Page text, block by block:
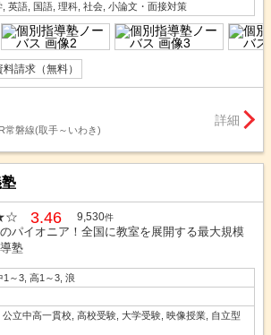
, 英語, 国語, 理科, 社会, 小論文・面接対策
請求（無料）
磐線(取手～いわき)
詳細
3.46 9,530件
パイオニア！全国に教室を展開する最大規模
塾
1～3, 高1～3, 浪
公立中高一貫校, 高校受験, 大学受験, 映像授業, 自立型